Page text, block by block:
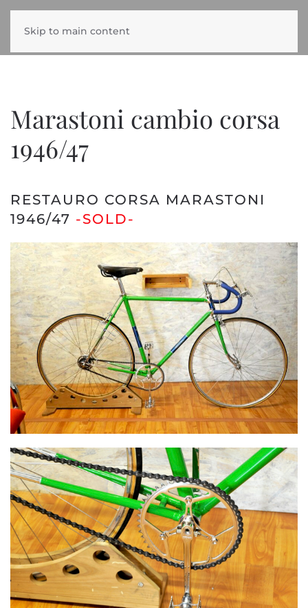
Skip to main content
Marastoni cambio corsa
1946/47
RESTAURO CORSA MARASTONI
1946/47 -SOLD-